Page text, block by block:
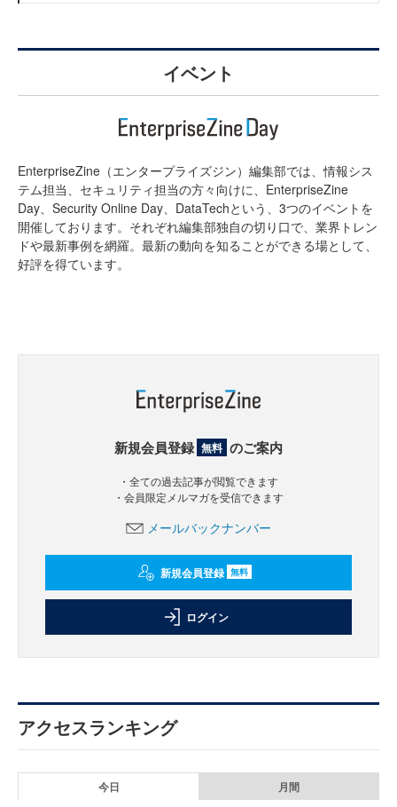
イベント
EnterpriseZine（エンタープライズジン）編集部では、情報シス
テム担当、セキュリティ担当の方々向けに、EnterpriseZine
Day、Security Online Day、DataTechという、3つのイベントを
開催しております。それぞれ編集部独自の切り口で、業界トレン
ドや最新事例を網羅。最新の動向を知ることができる場として、
好評を得ています。
新規会員登録 無料 のご案内
・全ての過去記事が閲覧できます
・会員限定メルマガを受信できます
メールバックナンバー
新規会員登録 無料
ログイン
アクセスランキング
今日 月間